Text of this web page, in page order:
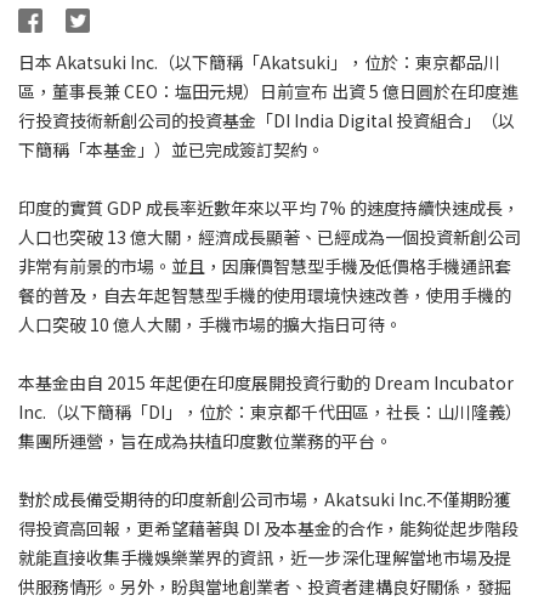
日本 Akatsuki Inc.（以下簡稱「Akatsuki」，位於：東京都品川
區，董事長兼 CEO：塩田元規）日前宣布 出資 5 億日圓於在印度進
行投資技術新創公司的投資基金「DI India Digital 投資組合」（以
下簡稱「本基金」）並已完成簽訂契約。
印度的實質 GDP 成長率近數年來以平均 7% 的速度持續快速成長，
人口也突破 13 億大關，經濟成長顯著、已經成為一個投資新創公司
非常有前景的市場。並且，因廉價智慧型手機及低價格手機通訊套
餐的普及，自去年起智慧型手機的使用環境快速改善，使用手機的
人口突破 10 億人大關，手機市場的擴大指日可待。
本基金由自 2015 年起便在印度展開投資行動的 Dream Incubator
Inc.（以下簡稱「DI」，位於：東京都千代田區，社長：山川隆義）
集團所運營，旨在成為扶植印度數位業務的平台。
對於成長備受期待的印度新創公司市場，Akatsuki Inc.不僅期盼獲
得投資高回報，更希望藉著與 DI 及本基金的合作，能夠從起步階段
就能直接收集手機娛樂業界的資訊，近一步深化理解當地市場及提
供服務情形。另外，盼與當地創業者、投資者建構良好關係，發掘